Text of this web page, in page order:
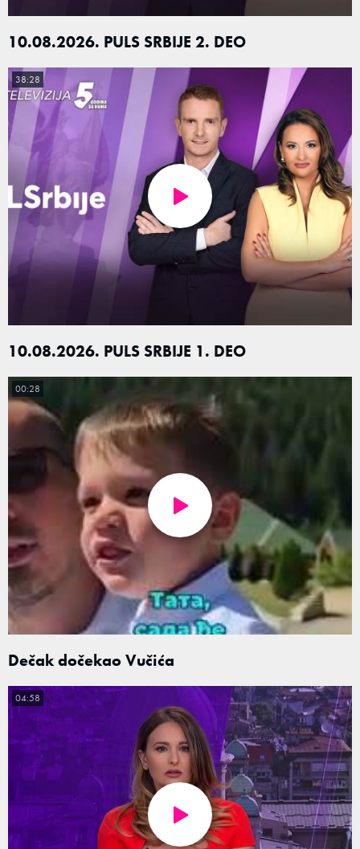
10.08.2026. PULS SRBIJE 2. DEO
10.08.2026. PULS SRBIJE 1. DEO
38:28
Dečak dočekao Vučića
00:28
04:58